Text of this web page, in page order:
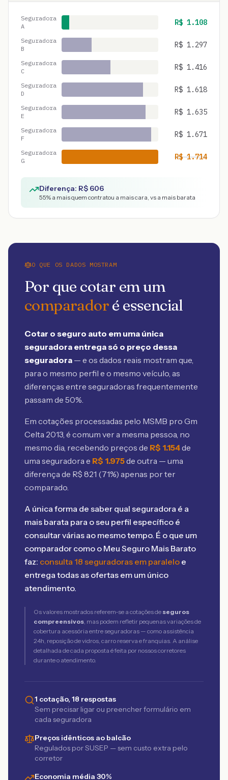
Seguradora
A
R$ 1.108
Seguradora
B
R$ 1.297
Seguradora
C
R$ 1.416
Seguradora
D
R$ 1.618
Seguradora
E
R$ 1.635
Seguradora
F
R$ 1.671
Seguradora
G
R$1.714
Diferença: R$ 606
55% a mais quem contratou a mais cara, vs a mais barata
O QUE OS DADOS MOSTRAM
Por que cotar em um
comparadoré essencial
Cotar o seguro auto em uma única
seguradora entrega só o preço dessa
seguradora — e os dados reais mostram que,
para o mesmo perfil e o mesmo veículo, as
diferenças entre seguradoras frequentemente
passam de 50%.
Em cotações processadas pelo MSMB pro Gm
Celta 2013, é comum ver a mesma pessoa, no
mesmo dia, recebendo preços de R$ 1.154de
uma seguradora e R$ 1.975de outra — uma
diferença de R$ 821 (71%) apenas por ter
comparado.
A única forma de saber qual seguradora é a
mais barata para o seu perfil específico é
consultar várias ao mesmo tempo. É o que um
comparador como o Meu Seguro Mais Barato
faz: consulta 18 seguradoras em paralelo e
entrega todas as ofertas em um único
atendimento.
Os valores mostrados referem-se a cotações de seguros
compreensivos, mas podem refletir pequenas variações de
cobertura acessória entre seguradoras — como assistência
24h, reposição de vidros, carro reserva e franquias. A análise
detalhada de cada proposta é feita por nossos corretores
durante o atendimento.
1 cotação, 18 respostas
Sem precisar ligar ou preencher formulário em
cada seguradora
Preços idênticos ao balcão
Regulados por SUSEP — sem custo extra pelo
corretor
Economia média 30%